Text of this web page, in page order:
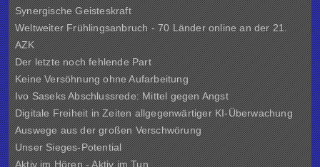
Synergische Geisteskraft
Weltweiter Frühlingsanbruch - 70 Länder online an der 21.
AZK
Der letzte noch fehlende Part
Keine Versöhnung ohne Aufarbeitung
Ivo Saseks Abschlussrede: Mittel gegen Angst
Digitale Freiheit in Zeiten allgegenwärtiger KI-Überwachung
Auswege aus der großen Verschwörung
Unser Sieges-Potential
Aktiv im Hören - Aktiv im Tun